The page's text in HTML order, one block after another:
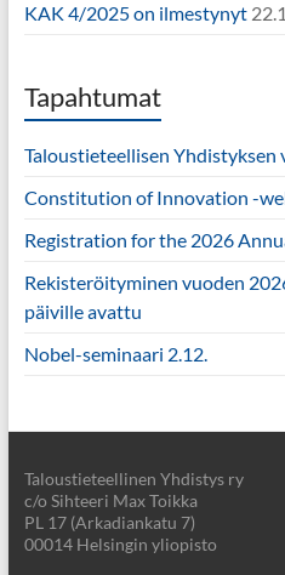
KAK 4/2025 on ilmestynyt
Tapahtumat
Taloustieteellisen Yhdistyksen
Constitution of Innovation -
Registration for the 2026
Rekisteröityminen vuoden
päiville avattu
Nobel-seminaari 2.12.
Taloustieteellinen Yhdistys ry
c/o Sihteeri Max Toikka
PL 17 (Arkadiankatu 7)
00014 Helsingin yliopisto